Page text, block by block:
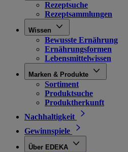
Rezeptsuche
Rezeptsammlungen
Wissen
Bewusste Ernährung
Ernährungsformen
Lebensmittelwissen
Marken & Produkte
Sortiment
Produktsuche
Produktherkunft
Nachhaltigkeit
Gewinnspiele
Über EDEKA